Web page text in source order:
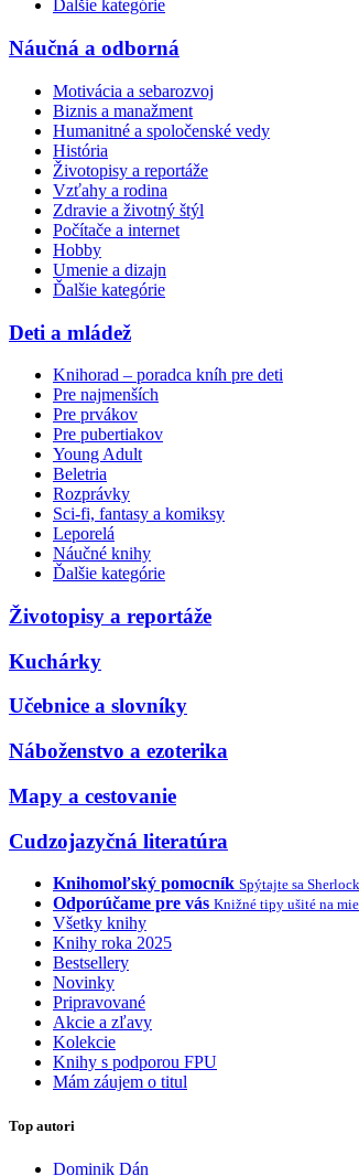
Ďalšie kategórie
Náučná a odborná
Motivácia a sebarozvoj
Biznis a manažment
Humanitné a spoločenské vedy
História
Životopisy a reportáže
Vzťahy a rodina
Zdravie a životný štýl
Počítače a internet
Hobby
Umenie a dizajn
Ďalšie kategórie
Deti a mládež
Knihorad – poradca kníh pre deti
Pre najmenších
Pre prvákov
Pre pubertiakov
Young Adult
Beletria
Rozprávky
Sci-fi, fantasy a komiksy
Leporelá
Náučné knihy
Ďalšie kategórie
Životopisy a reportáže
Kuchárky
Učebnice a slovníky
Náboženstvo a ezoterika
Mapy a cestovanie
Cudzojazyčná literatúra
Knihomoľský pomocník Spýtajte sa
Odporúčame pre vás Knižné tipy ušité na
Všetky knihy
Knihy roka 2025
Bestsellery
Novinky
Pripravované
Akcie a zľavy
Kolekcie
Knihy s podporou FPU
Mám záujem o titul
Top autori
Dominik Dán